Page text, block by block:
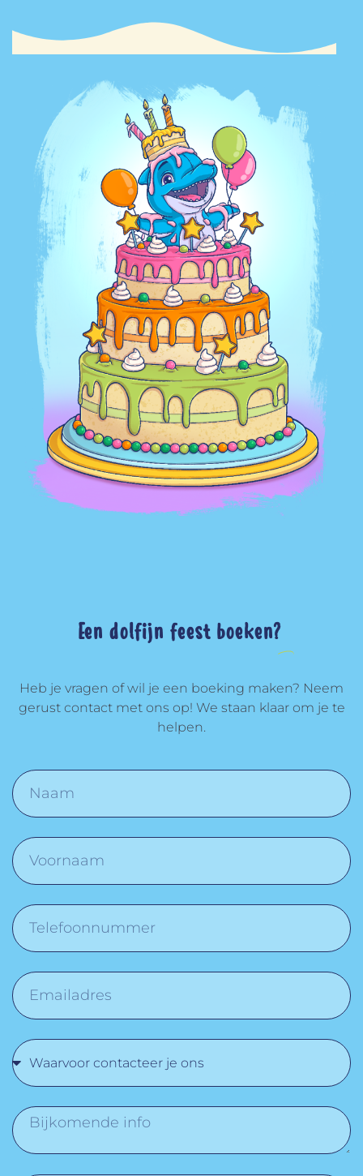
Een dolfijn feest boeken?
Heb je vragen of wil je een boeking maken? Neem
gerust contact met ons op! We staan klaar om je te
helpen.